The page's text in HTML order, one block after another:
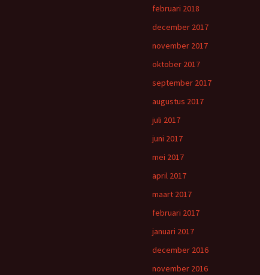
februari 2018
december 2017
november 2017
oktober 2017
september 2017
augustus 2017
juli 2017
juni 2017
mei 2017
april 2017
maart 2017
februari 2017
januari 2017
december 2016
november 2016